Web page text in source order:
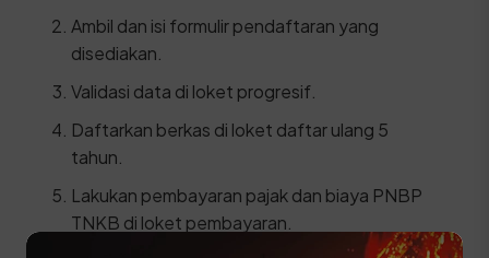
Ambil dan isi formulir pendaftaran yang
disediakan.
Validasi data di loket progresif.
Daftarkan berkas di loket daftar ulang 5
tahun.
Lakukan pembayaran pajak dan biaya PNBP
TNKB di loket pembayaran.